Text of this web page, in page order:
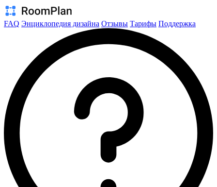
FAQ Энциклопедия дизайна Отзывы Тарифы Поддержка